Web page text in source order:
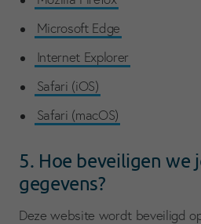
Microsoft Edge
Internet Explorer
Safari (iOS)
Safari (macOS)
5. Hoe beveiligen we
gegevens?
Deze website wordt beveiligd